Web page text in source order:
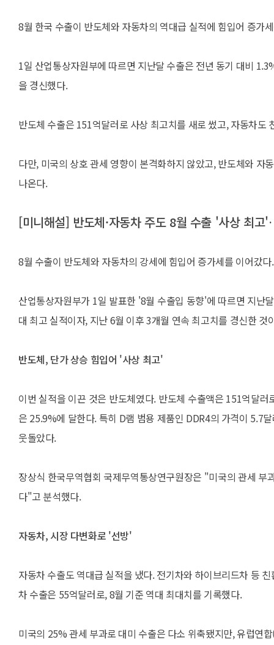
8월 한국 수출이 반도체와 자동차의 역대급 실적에 힘입어 증가
1일 산업통상자원부에 따르면 지난달 수출은 전년 동기 대비
을 경신했다.
반도체 수출은 151억달러로 사상 최고치를 새로 썼고, 자동차
다만, 미국의 상호 관세 영향이 본격화하지 않았고, 반도체와
나온다.
[미니해설] 반도체·자동차 주도 8월 수출 '사상 최
8월 수출이 반도체와 자동차의 강세에 힘입어 증가세를 이어갔
산업통상자원부가 1일 발표한 '8월 수출입 동향'에 따르면 지난
대 최고 실적이자, 지난 6월 이후 3개월 연속 최고치를 경신한 것
반도체, 단가 상승 힘입어 '사상 최고'
이번 실적을 이끈 것은 반도체였다. 반도체 수출액은 151억달
은 25.9%에 달한다. 특히 D램 범용 제품인 DDR4의 가격이 5.7
웃돌았다.
장상식 한국무역협회 국제무역통상연구원장은 "미국의 관세
다"고 분석했다.
자동차, 시장 다변화로 '선방'
자동차 수출도 역대급 실적을 냈다. 전기차와 하이브리드차 등
차 수출은 55억달러로, 8월 기준 역대 최대치를 기록했다.
미국의 25% 관세 부과로 대미 수출은 다소 위축됐지만, 유럽연